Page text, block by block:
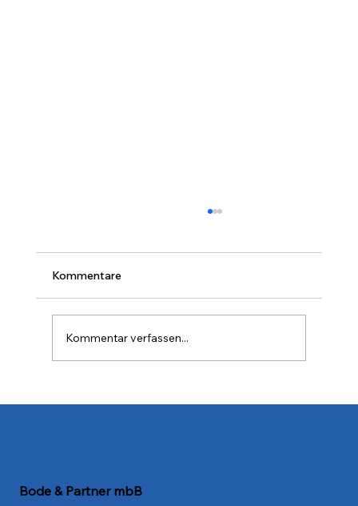
Informationsbrief Juli 2026
Kommentare
Kommentar verfassen...
Bode & Partner mbB